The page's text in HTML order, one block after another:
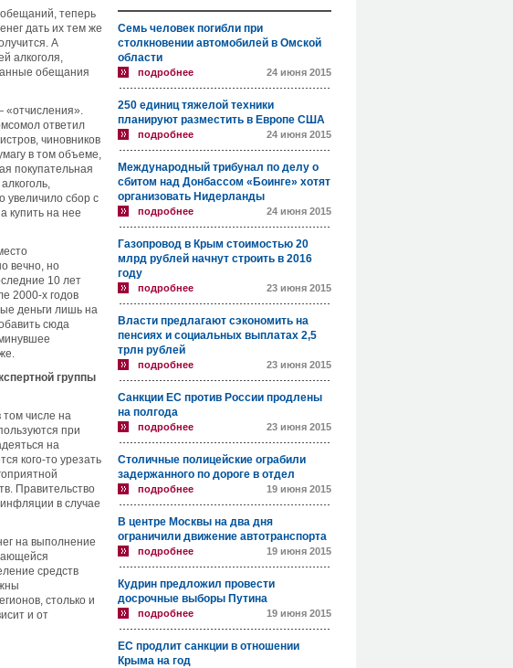
теперь
дать их тем же
А
алкоголя,
обещания
«отчисления».
ответил
чиновников
в том объеме,
покупательная
увеличило сбор с
купить на нее
вечно, но
10 лет
2000-х годов
деньги лишь на
сюда
группы
том числе на
при
на
кого-то урезать
Правительство
в случае
на выполнение
средств
столько и
и от
Семь человек погибли при
столкновении автомобилей в Омской
области
подробнее 24 июня 2015
250 единиц тяжелой техники
планируют разместить в Европе США
подробнее 24 июня 2015
Международный трибунал по делу о
сбитом над Донбассом «Боинге» хотят
организовать Нидерланды
подробнее 24 июня 2015
Газопровод в Крым стоимостью 20
млрд рублей начнут строить в 2016
году
подробнее 23 июня 2015
Власти предлагают сэкономить на
пенсиях и социальных выплатах 2,5
трлн рублей
подробнее 23 июня 2015
Санкции ЕС против России продлены
на полгода
подробнее 23 июня 2015
Столичные полицейские ограбили
задержанного по дороге в отдел
подробнее 19 июня 2015
В центре Москвы на два дня
ограничили движение автотранспорта
подробнее 19 июня 2015
Кудрин предложил провести
досрочные выборы Путина
подробнее 19 июня 2015
ЕС продлит санкции в отношении
Крыма на год